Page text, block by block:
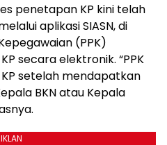
penetapan KP kini telah
aplikasi SIASN, di
(PPK)
secara elektronik. “PPK
setelah mendapatkan
BKN atau Kepala
IKLAN